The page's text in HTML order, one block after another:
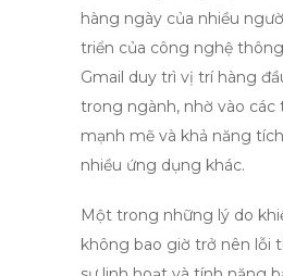
hàng ngày của nhiều
triển của công nghệ
Gmail duy trì vị trí hàng
trong ngành, nhờ vào các
mạnh mẽ và khả năng
nhiều ứng dụng khác.
Một trong những lý do
không bao giờ trở nên lỗi